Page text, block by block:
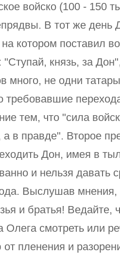
войско (100 - 150
В тот же день
котором поставил
князь, за
много, не одни
требовавшие
тем, что "сила
а в правде". Второе
Дон, имея в
и нельзя давать
Выслушав мнения,
и братья! Ведайте,
Олега смотреть или
пленения и